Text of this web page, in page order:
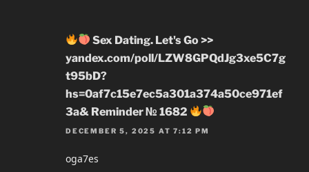
Sex Dating. Let's Go >>
yandex.com/poll/LZW8GPQdJg3xe5C7g
t95bD?
hs=0af7c15e7ec5a301a374a50ce971ef
3a& Reminder № 1682
DECEMBER 5, 2025 AT 7:12 PM
oga7es